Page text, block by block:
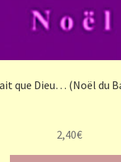
que Dieu… (Noël du
2,40€